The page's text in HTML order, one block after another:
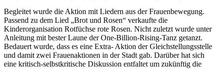
Begleitet wurde die Aktion mit Liedern aus der Frauenbewegung.
Passend zu dem Lied „Brot und Rosen“ verkaufte die
Kinderorganisation Rotfüchse rote Rosen. Nicht zuletzt wurde unter
Anleitung mit bester Laune der One-Billion-Rising-Tanz getanzt.
Bedauert wurde, dass es eine Extra- Aktion der Gleichstellungsstelle
und damit zwei Frauenaktionen in der Stadt gab. Darüber hat sich
eine kritisch-selbstkritische Diskussion entfaltet um zukünftig die